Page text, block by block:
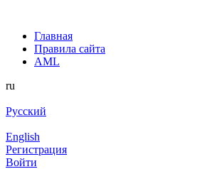
Главная
Правила сайта
AML
ru
Русский
English
Регистрация
Войти